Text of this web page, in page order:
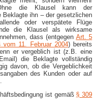
die Klausel kann der
Beklagte ihn – der gesetzlichen
oder verspätete Flüge
die Klausel als wirksame
dass (entgegen Art. 5
vom 11. Februar 2004) bereits
er vergeblich ist (z.B. eine
die Beklagte vollständig
davon, ob die Vergeblichkeit
des Kunden oder auf
ist gemäß § 309